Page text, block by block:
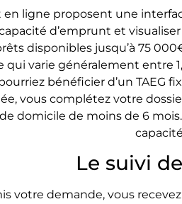
en ligne proposent une
d’emprunt et
disponibles jusqu’à 75
qui varie généralement entre
bénéficier d’un TAEG
vous complétez votre
domicile de moins de 6
Le suivi
votre demande, vous